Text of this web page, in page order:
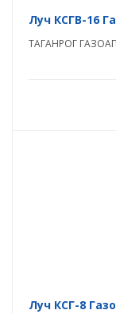
Луч КСГВ-16
ТАГАНРОГ
Луч КСГ-8